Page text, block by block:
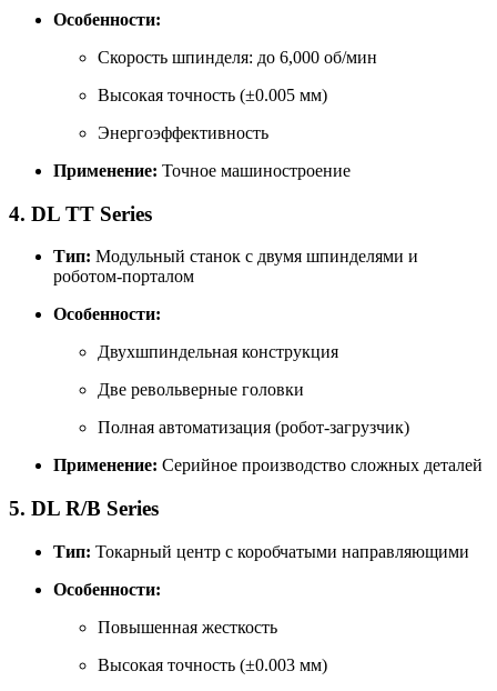
Особенности:
Скорость шпинделя: до 6,000 об/мин
Высокая точность (±0.005 мм)
Энергоэффективность
Применение: Точное машиностроение
4. DL TT Series
Тип: Модульный станок с двумя шпинделями и
роботом-порталом
Особенности:
Двухшпиндельная конструкция
Две револьверные головки
Полная автоматизация (робот-загрузчик)
Применение: Серийное производство сложных деталей
5. DL R/B Series
Тип: Токарный центр с коробчатыми направляющими
Особенности:
Повышенная жесткость
Высокая точность (±0.003 мм)